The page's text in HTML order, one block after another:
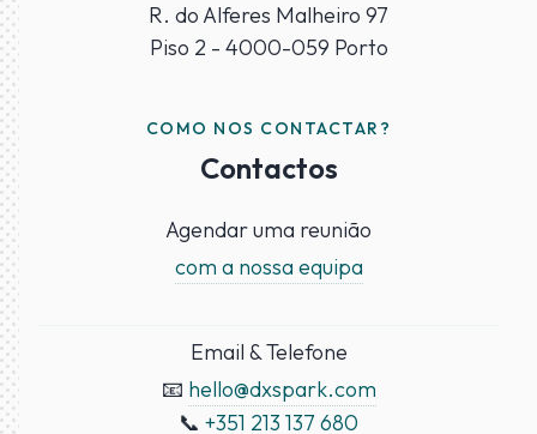
R. do Alferes Malheiro 97
Piso 2 - 4000-059 Porto
COMO NOS CONTACTAR?
Contactos
Agendar uma reunião
com a nossa equipa
Email & Telefone
📧 hello@dxspark.com
📞 +351 213 137 680